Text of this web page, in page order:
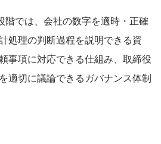
階では、会社の数字を適時・正確
処理の判断過程を説明できる資
事項に対応できる仕組み、取締役
適切に議論できるガバナンス体制